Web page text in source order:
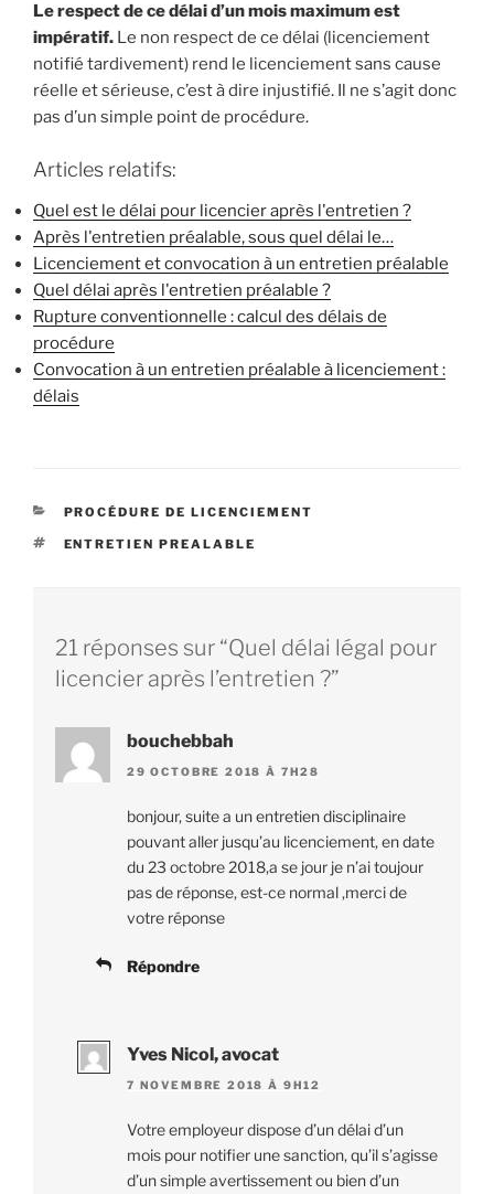
Le respect de ce délai d’un mois maximum est
impératif. Le non respect de ce délai (licenciement
notifié tardivement) rend le licenciement sans cause
réelle et sérieuse, c’est à dire injustifié. Il ne s’agit donc
pas d’un simple point de procédure.
Articles relatifs:
Quel est le délai pour licencier après l'entretien ?
Après l'entretien préalable, sous quel délai le…
Licenciement et convocation à un entretien préalable
Quel délai après l'entretien préalable ?
Rupture conventionnelle : calcul des délais de
procédure
Convocation à un entretien préalable à licenciement :
délais
CATÉGORIES
PROCÉDURE DE LICENCIEMENT
ÉTIQUETTES
ENTRETIEN PREALABLE
21 réponses sur “Quel délai légal pour
licencier après l’entretien ?”
bouchebbah
29 OCTOBRE 2018 À 7H28
bonjour, suite a un entretien disciplinaire
pouvant aller jusqu’au licenciement, en date
du 23 octobre 2018,a se jour je n’ai toujour
pas de réponse, est-ce normal ,merci de
votre réponse
Répondre
Yves Nicol, avocat
7 NOVEMBRE 2018 À 9H12
Votre employeur dispose d’un délai d’un
mois pour notifier une sanction, qu’il s’agisse
d’un simple avertissement ou bien d’un